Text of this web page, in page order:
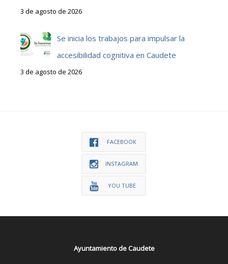
3 de agosto de 2026
Se inicia los trabajos para impulsar la
accesibilidad cognitiva en Caudete
3 de agosto de 2026
FACEBOOK
INSTAGRAM
YOU TUBE
Ayuntamiento de Caudete